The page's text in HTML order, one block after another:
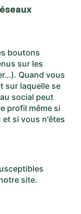
boutons
sur les
Quand vous
sur laquelle se
social peut
profil même si
si vous n'êtes
site.